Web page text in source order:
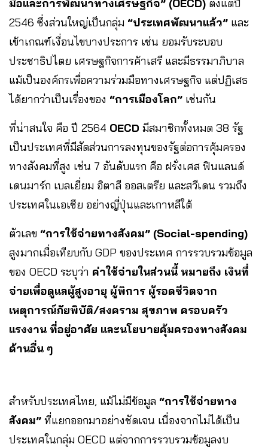
มือและการพัฒนาทางเศรษฐกิจ” (OECD) ตั้งแต่ปี
2546 ซึ่งส่วนใหญ่เป็นกลุ่ม “ประเทศพัฒนาแล้ว” และ
เข้าเกณฑ์เงื่อนไขบางประการ เช่น ยอมรับระบอบ
ประชาธิปไตย เศรษฐกิจการค้าเสรี และมีธรรมาภิบาล
แม้เป็นองค์กรเพื่อความร่วมมือทางเศรษฐกิจ แต่ปฏิเสธ
ได้ยากว่าเป็นเรื่องของ “การเมืองโลก” เช่นกัน
ที่น่าสนใจ คือ ปี 2564 OECD มีสมาชิกทั้งหมด 38 รัฐ
เป็นประเทศที่มีสัดส่วนการลงทุนของรัฐต่อการคุ้มครอง
ทางสังคมที่สูง เช่น 7 อันดับแรก คือ ฝรั่งเศส ฟินแลนด์
เดนมาร์ก เบลเยี่ยม อิตาลี ออสเตรีย และสวีเดน รวมถึง
ประเทศในเอเชีย อย่างญี่ปุ่นและเกาหลีใต้
ตัวเลข “การใช้จ่ายทางสังคม” (Social-spending)
สูงมากเมื่อเทียบกับ GDP ของประเทศ การรวบรวมข้อมูล
ของ OECD ระบุว่า ค่าใช้จ่ายในส่วนนี้ หมายถึง เงินที่
จ่ายเพื่อดูแลผู้สูงอายุ ผู้พิการ ผู้รอดชีวิตจาก
เหตุการณ์ภัยพิบัติ/สงคราม สุขภาพ ครอบครัว
แรงงาน ที่อยู่อาศัย และนโยบายคุ้มครองทางสังคม
ด้านอื่น ๆ
สำหรับประเทศไทย, แม้ไม่มีข้อมูล “การใช้จ่ายทาง
สังคม” ที่แยกออกมาอย่างชัดเจน เนื่องจากไม่ได้เป็น
ประเทศในกลุ่ม OECD แต่จากการรวบรวมข้อมูลงบ